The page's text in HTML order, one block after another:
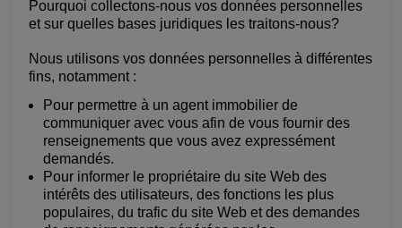
Pourquoi collectons-nous vos données personnelles
et sur quelles bases juridiques les traitons-nous?
Nous utilisons vos données personnelles à différentes
fins, notamment :
Pour permettre à un agent immobilier de
communiquer avec vous afin de vous fournir des
renseignements que vous avez expressément
demandés.
Pour informer le propriétaire du site Web des
intérêts des utilisateurs, des fonctions les plus
populaires, du trafic du site Web et des demandes